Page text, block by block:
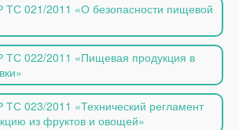
ТС 021/2011 «О безопасности пищевой
ТС 022/2011 «Пищевая продукция в
ТС 023/2011 «Технический регламент
из фруктов и овощей»